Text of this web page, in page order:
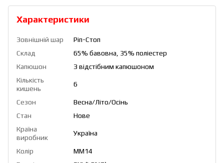
Характеристики
Зовнішній шар
Ріп-Стоп
Склад
65% бавовна, 35% поліестер
Капюшон
З відстібним капюшоном
Кількість
кишень
6
Сезон
Весна/Літо/Осінь
Стан
Нове
Країна
виробник
Україна
Колір
ММ14